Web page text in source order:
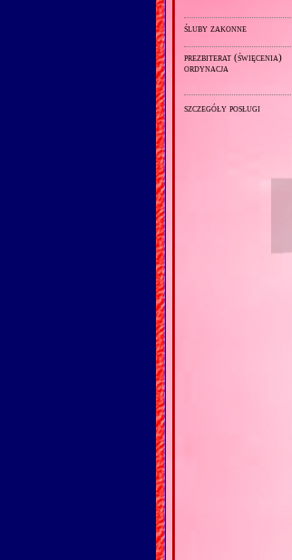
śluby zakonne
prezbiterat (święcenia)
ordynacja
szczegóły posługi